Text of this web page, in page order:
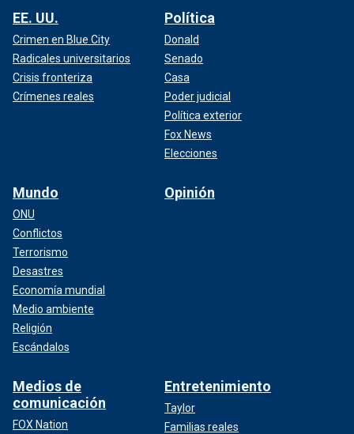
EE. UU.
Crimen en Blue City
Radicales universitarios
Crisis fronteriza
Crímenes reales
Política
Donald
Senado
Casa
Poder judicial
Política exterior
Fox News
Elecciones
Mundo
ONU
Conflictos
Terrorismo
Desastres
Economía mundial
Medio ambiente
Religión
Escándalos
Opinión
Medios de
comunicación
FOX Nation
Entretenimiento
Taylor
Familias reales